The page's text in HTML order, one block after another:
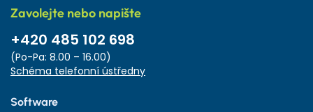
Zavolejte nebo napište
+420 485 102 698
(Po-Pa: 8.00 – 16.00)
Schéma telefonní ústředny
Software